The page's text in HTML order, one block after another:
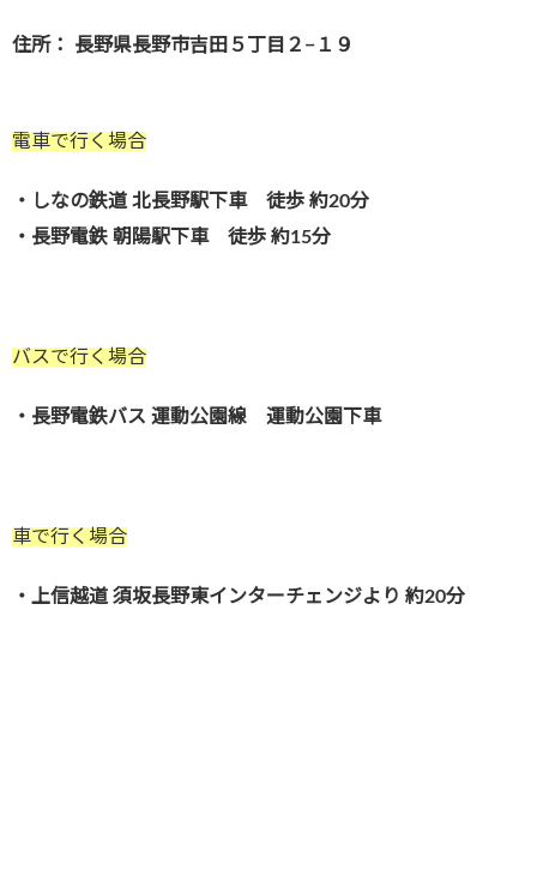
住所： 長野県長野市吉田５丁目２−１９
電車で行く場合
・しなの鉄道 北長野駅下車 徒歩 約20分
・長野電鉄 朝陽駅下車 徒歩 約15分
バスで行く場合
・長野電鉄バス 運動公園線 運動公園下車
車で行く場合
・上信越道 須坂長野東インターチェンジより 約20分